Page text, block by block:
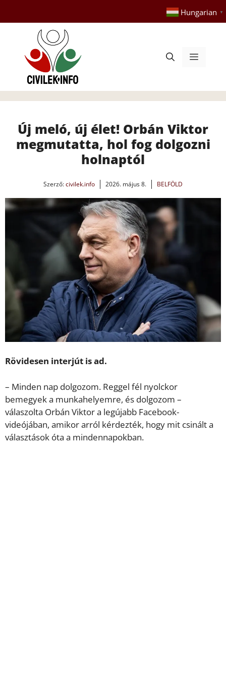
tartalomba
Hungarian ▼
Menü
Új meló, új élet! Orbán Viktor
megmutatta, hol fog dolgozni
holnaptól
Szerző:civilek.info 2026. május 8. BELFÖLD
Rövidesen interjút is ad.
– Minden nap dolgozom. Reggel fél nyolckor
bemegyek a munkahelyemre, és dolgozom –
válaszolta Orbán Viktor a legújabb Facebook-
videójában, amikor arról kérdezték, hogy mit csinált a
választások óta a mindennapokban.